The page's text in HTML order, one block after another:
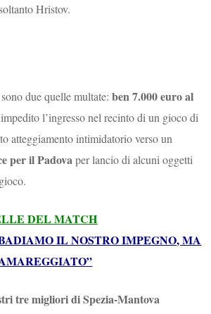
Hristov.
due quelle multate:ben 7.000 euro al
l’ingresso nel recinto di un gioco di
atteggiamento intimidatorio verso un
per il Padova per lancio di alcuni oggetti
DEL MATCH
IL NOSTRO IMPEGNO, MA
tre migliori di Spezia-Mantova